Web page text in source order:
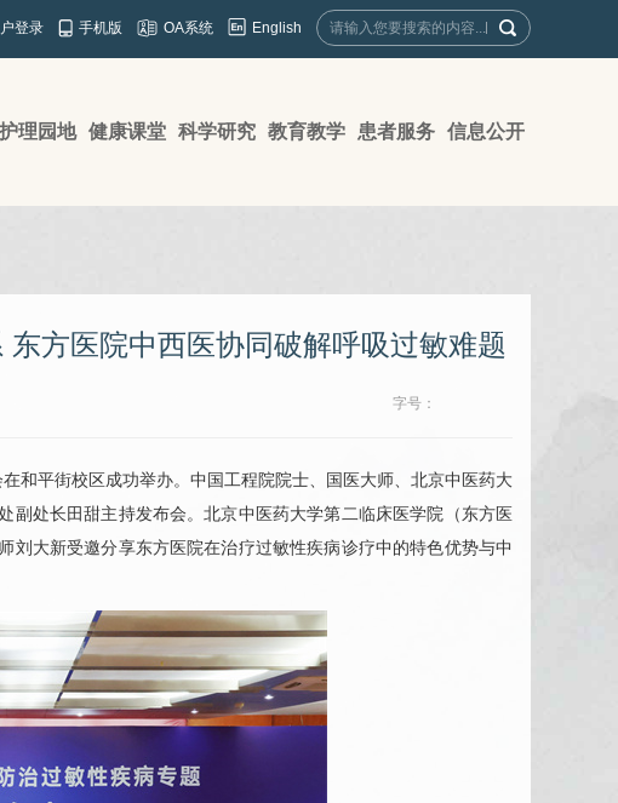
登录 手机版 OA系统 English
护理园地 健康课堂 科学研究 教育教学 患者服务 信息公开
东方医院中西医协同破解呼吸过敏难题
字号：
和平街校区成功举办。中国工程院院士、国医大师、北京中医药大
副处长田甜主持发布会。北京中医药大学第二临床医学院（东方医
刘大新受邀分享东方医院在治疗过敏性疾病诊疗中的特色优势与中